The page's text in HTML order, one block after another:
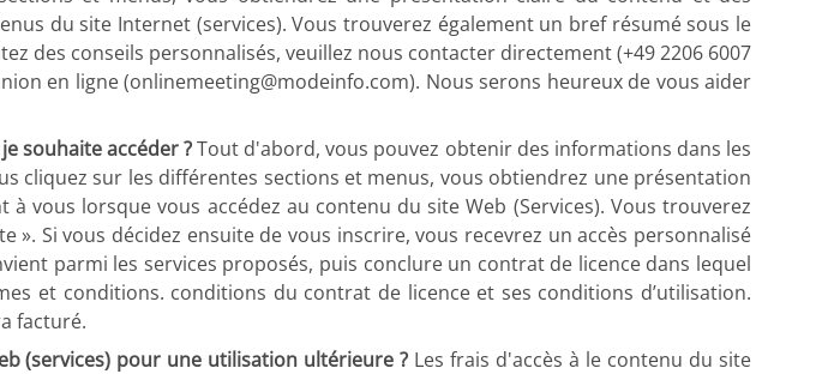
du site Internet (services). Vous trouverez également un bref résumé sous le
des conseils personnalisés, veuillez nous contacter directement (+49 2206 6007
en ligne (onlinemeeting@modeinfo.com). Nous serons heureux de vous aider
souhaite accéder ?Tout d'abord, vous pouvez obtenir des informations dans les
cliquez sur les différentes sections et menus, vous obtiendrez une présentation
lorsque vous accédez au contenu du site Web (Services). Vous trouverez
Si vous décidez ensuite de vous inscrire, vous recevrez un accès personnalisé
parmi les services proposés, puis conclure un contrat de licence dans lequel
et conditions. conditions du contrat de licence et ses conditions d’utilisation.
facturé.
(services) pour une utilisation ultérieure ? Les frais d'accès à le contenu du site